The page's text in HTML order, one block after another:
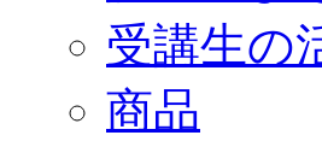
受講生の
商品